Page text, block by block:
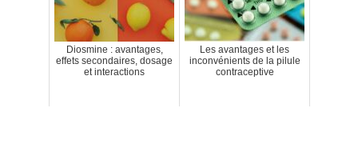
Diosmine : avantages,
effets secondaires, dosage
et interactions
Les avantages et les
inconvénients de la pilule
contraceptive